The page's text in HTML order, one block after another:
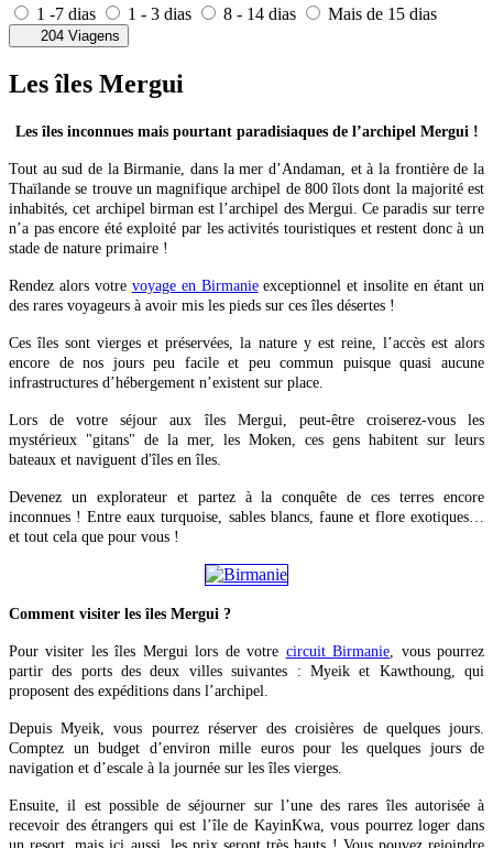
1 -7 dias 1 - 3 dias 8 - 14 dias Mais de 15 dias
204 Viagens
Les îles Mergui
Les îles inconnues mais pourtant paradisiaques de l’archipel Mergui !
Tout au sud de la Birmanie, dans la mer d’Andaman, et à la frontière de la
Thaïlande se trouve un magnifique archipel de 800 îlots dont la majorité est
inhabités, cet archipel birman est l’archipel des Mergui. Ce paradis sur terre
n’a pas encore été exploité par les activités touristiques et restent donc à un
stade de nature primaire !
Rendez alors votre voyage en Birmanieexceptionnel et insolite en étant un
des rares voyageurs à avoir mis les pieds sur ces îles désertes !
Ces îles sont vierges et préservées, la nature y est reine, l’accès est alors
encore de nos jours peu facile et peu commun puisque quasi aucune
infrastructures d’hébergement n’existent sur place.
Lors de votre séjour aux îles Mergui, peut-être croiserez-vous les
mystérieux "gitans" de la mer, les Moken, ces gens habitent sur leurs
bateaux et naviguent d'îles en îles.
Devenez un explorateur et partez à la conquête de ces terres encore
inconnues ! Entre eaux turquoise, sables blancs, faune et flore exotiques…
et tout cela que pour vous !
Comment visiter les îles Mergui ?
Pour visiter les îles Mergui lors de votre circuit Birmanie , vous pourrez
partir des ports des deux villes suivantes : Myeik et Kawthoung, qui
proposent des expéditions dans l’archipel.
Depuis Myeik, vous pourrez réserver des croisières de quelques jours.
Comptez un budget d’environ mille euros pour les quelques jours de
navigation et d’escale à la journée sur les îles vierges.
Ensuite, il est possible de séjourner sur l’une des rares îles autorisée à
recevoir des étrangers qui est l’île de KayinKwa, vous pourrez loger dans